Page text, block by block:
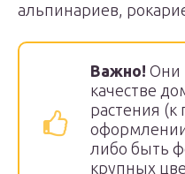
альпинариев,
Важно! Они
качестве
растения
либо быть
крупных